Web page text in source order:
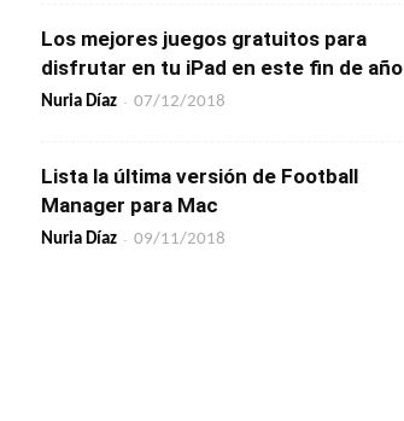
Los mejores juegos gratuitos para
disfrutar en tu iPad en este fin de año
Nuria Díaz - 07/12/2018
Lista la última versión de Football
Manager para Mac
Nuria Díaz - 09/11/2018